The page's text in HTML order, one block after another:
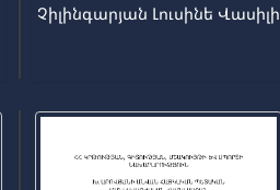
Չիլինգարյան Լուսինե Վասիլի